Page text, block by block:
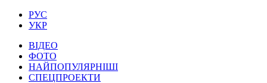
РУС
УКР
ВІДЕО
ФОТО
НАЙПОПУЛЯРНІШІ
СПЕЦПРОЕКТИ